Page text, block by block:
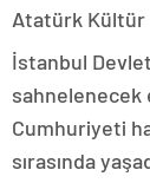
Atatürk Kültür
İstanbul
sahnelenecek
Cumhuriyeti
sırasında